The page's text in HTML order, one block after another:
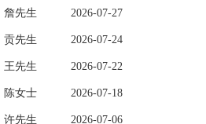
詹先生 2026-07-27
贡先生 2026-07-24
王先生 2026-07-22
陈女士 2026-07-18
许先生 2026-07-06